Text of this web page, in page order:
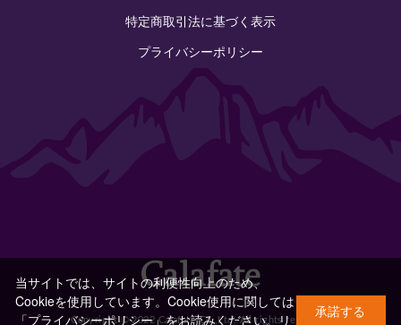
特定商取引法に基づく表示
プライバシーポリシー
Copyright © 2022 Calafate Co.,Ltd. All rights reserved.
当サイトでは、サイトの利便性向上のため、
Cookieを使用しています。Cookie使用に関しては
「プライバシーポリシー」をお読みください。リ
承諾する